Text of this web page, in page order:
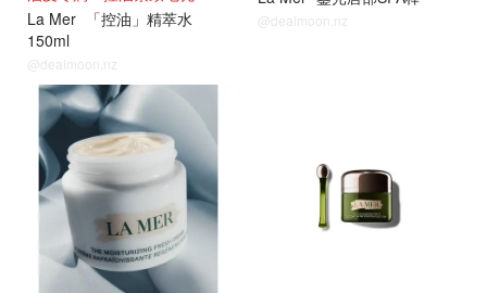
La Mer
「控油」精萃水
150ml
@dealmoon.nz
@dealmoon.nz
官网